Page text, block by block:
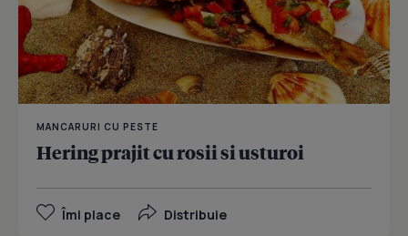
MANCARURI CU PESTE
Hering prajit cu rosii si usturoi
Îmi place Distribuie